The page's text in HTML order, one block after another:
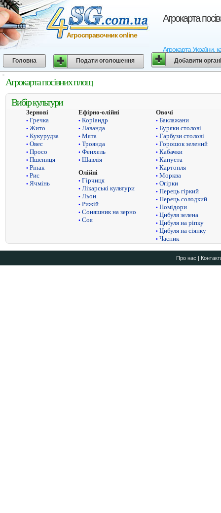
Агрокарта
Агрокарта України,
Агросправочник online
Головна Подати оголошення Добавити
Агрокарта посівних площ
Вибір культури
Зернові
• Гречка
• Жито
• Кукурудза
• Овес
• Просо
• Пшениця
• Ріпак
• Рис
• Ячмінь
Ефірно-олійні
• Коріандр
• Лаванда
• Мята
• Троянда
• Фенхель
• Шавлія
Олійні
• Гірчиця
• Лікарські культури
• Льон
• Рижій
• Соняшник на зерно
• Соя
Овочі
• Баклажани
• Буряки столові
• Гарбузи столові
• Горошок зелений
• Кабачки
• Капуста
• Картопля
• Морква
• Огірки
• Перець гіркий
• Перець солодкий
• Помідори
• Цибуля зелена
• Цибуля на ріпку
• Цибуля на сіянку
• Часник
Про нас |